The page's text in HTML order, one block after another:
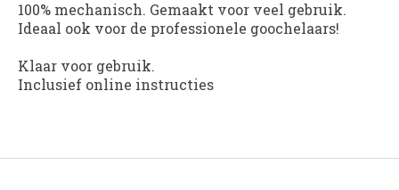
100% mechanisch. Gemaakt voor veel gebruik.
Ideaal ook voor de professionele goochelaars!
Klaar voor gebruik.
Inclusief online instructies